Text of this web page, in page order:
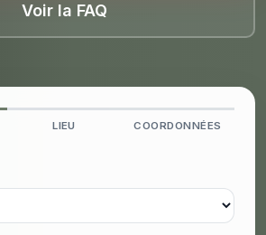
Voir la FAQ
LIEU COORDONNÉES